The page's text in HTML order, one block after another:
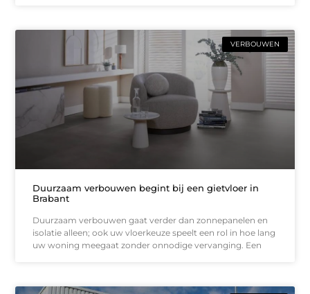
VERBOUWEN
Duurzaam verbouwen begint bij een gietvloer in
Brabant
Duurzaam verbouwen gaat verder dan zonnepanelen en
isolatie alleen; ook uw vloerkeuze speelt een rol in hoe lang
uw woning meegaat zonder onnodige vervanging. Een